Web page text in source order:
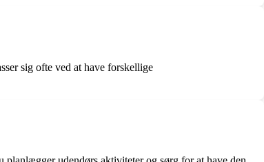
sig ofte ved at have forskellige